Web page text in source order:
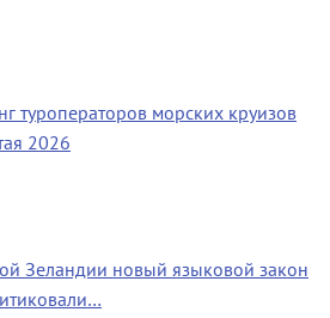
туроператоров морских круизов
2026
Зеландии новый языковой закон